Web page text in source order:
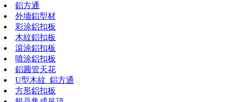
鋁方通
外墻鋁型材
彩涂鋁扣板
木紋鋁扣板
滾涂鋁扣板
噴涂鋁扣板
鋁圓管天花
U型木紋_鋁方通
方形鋁扣板